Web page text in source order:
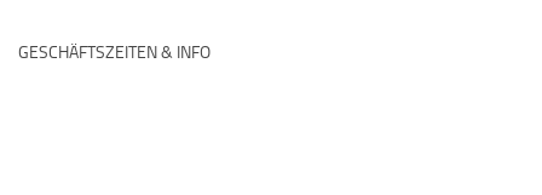
GESCHÄFTSZEITEN & INFO